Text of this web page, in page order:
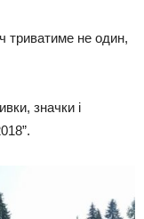
триватиме не один,
значки і